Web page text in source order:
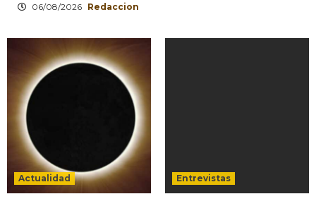
06/08/2026 Redaccion
Actualidad Entrevistas